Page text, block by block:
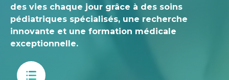
des vies chaque jour grâce à des soins
pédiatriques spécialisés, une recherche
innovante et une formation médicale
exceptionnelle.